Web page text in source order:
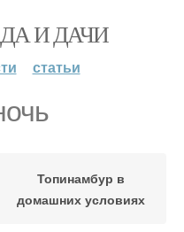
И ДАЧИ
статьи
Топинамбур в
домашних условиях